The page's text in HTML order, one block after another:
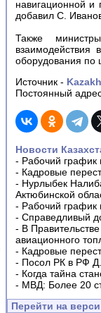
навигационной и
добавил С.
Также
взаимодействия
оборудования по
Источник -
Постоянный
Новости
- Рабочий график
- Кадровые
- Нурлыбек
Актюбинской
- Рабочий график
- Справедливый
- В
авиационного
- Кадровые
- Посол РК в РФ
- Когда тайна
- МВД: Более 20
Перейти на